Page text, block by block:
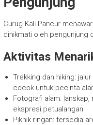
Curug Kali Pancur
dinikmati oleh pengunjung
Aktivitas
Trekking dan hiking:
cocok untuk pecinta
Fotografi alam:
ekspresi petualangan
Piknik ringan: tersedia